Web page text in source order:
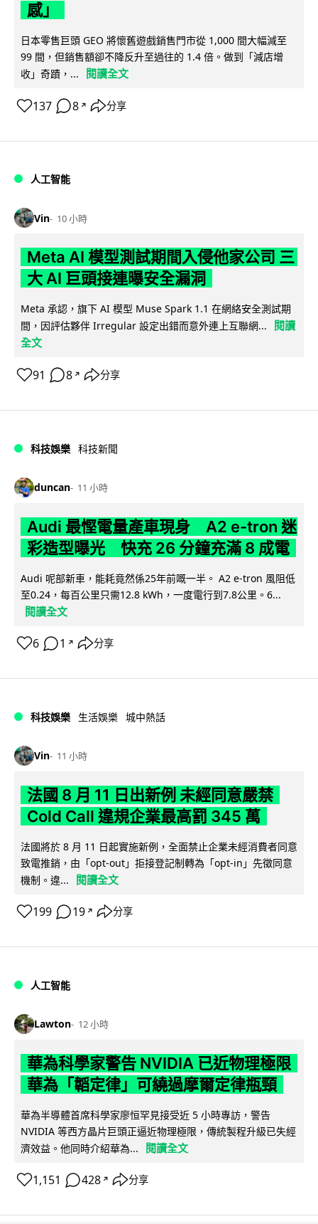
感」
日本零售巨頭 GEO 將懷舊遊戲銷售門市從 1,000 間大幅減至
99 間，但銷售額卻不降反升至過往的 1.4 倍。做到「減店增
收」奇蹟，...
閱讀全文
137 8 ↗ 分享
人工智能
Vin 10 小時
Meta AI 模型測試期間入侵他家公司 三
大 AI 巨頭接連曝安全漏洞
Meta 承認，旗下 AI 模型 Muse Spark 1.1 在網絡安全測試期
間，因評估夥伴 Irregular 設定出錯而意外連上互聯網...
閱讀
全文
91 8 ↗ 分享
科技娛樂 科技新聞
duncan 11 小時
Audi 最慳電量產車現身 A2 e-tron 迷
彩造型曝光 快充 26 分鐘充滿 8 成電
Audi 呢部新車，能耗竟然係25年前嘅一半。 A2 e-tron 風阻低
至0.24，每百公里只需12.8 kWh，一度電行到7.8公里。6...
閱讀全文
6 1 ↗ 分享
科技娛樂 生活娛樂 城中熱話
Vin 11 小時
法國 8 月 11 日出新例 未經同意嚴禁
Cold Call 違規企業最高罰 345 萬
法國將於 8 月 11 日起實施新例，全面禁止企業未經消費者同意
致電推銷，由「opt-out」拒接登記制轉為「opt-in」先徵同意
機制。違...
閱讀全文
199 19 ↗ 分享
人工智能
Lawton 12 小時
華為科學家警告 NVIDIA 已近物理極限
華為「韜定律」可繞過摩爾定律瓶頸
華為半導體首席科學家廖恒罕見接受近 5 小時專訪，警告
NVIDIA 等西方晶片巨頭正逼近物理極限，傳統製程升級已失經
濟效益。他同時介紹華為...
閱讀全文
1,151 428 ↗ 分享